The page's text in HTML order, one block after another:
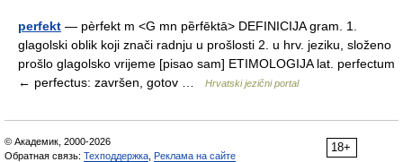
perfekt — pèrfekt m <G mn pȅrfēktā> DEFINICIJA gram. 1.
glagolski oblik koji znači radnju u prošlosti 2. u hrv. jeziku, složeno
prošlo glagolsko vrijeme [pisao sam] ETIMOLOGIJA lat. perfectum
← perfectus: završen, gotov …
Hrvatski jezični portal
18+
© Академик, 2000-2026
Обратная связь: Техподдержка Реклама на сайте